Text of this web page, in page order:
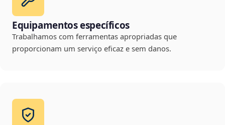
Equipamentos específicos
Trabalhamos com ferramentas apropriadas que
proporcionam um serviço eficaz e sem danos.